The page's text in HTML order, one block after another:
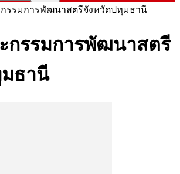
รรมการพัฒนาสตรีจังหวัดปทุมธานี
กรรมการพัฒนาสตรี
ธานี